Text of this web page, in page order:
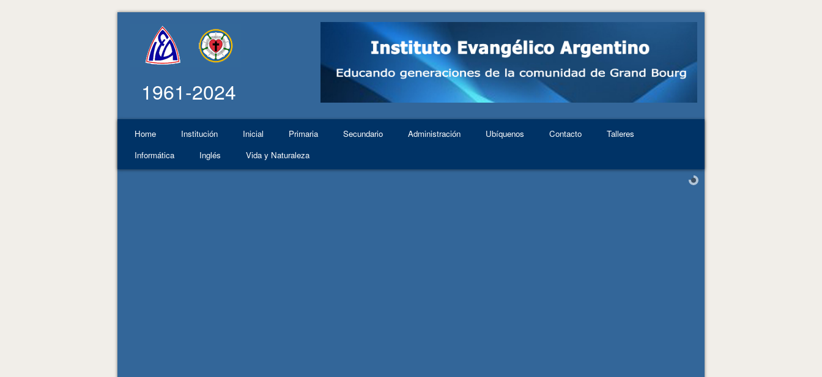
1961-2024
Home Institución Inicial Primaria Secundario Administración Ubíquenos Contacto
Talleres
Informática
Inglés Vida y Naturaleza